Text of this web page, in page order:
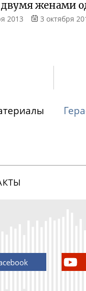
женами
2013 3 октября